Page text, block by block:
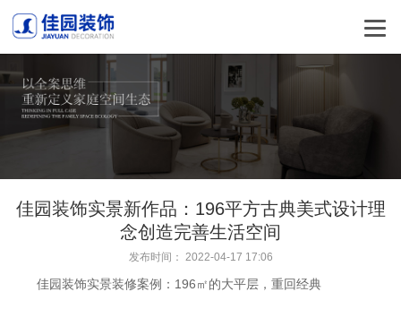
佳园装饰实景新作品：196平方古典美式设计理
念创造完善生活空间
发布时间： 2022-04-17 17:06
佳园装饰实景装修案例：196㎡的大平层，重回经典